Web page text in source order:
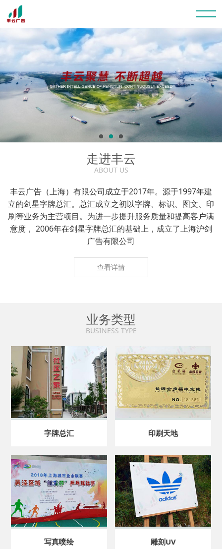
走进丰云
ABOUT US
丰云广告（上海）有限公司成立于2017年。源于1997年建
立的剑星字牌总汇。总汇成立之初以字牌、标识、图文、印
刷等业务为主营项目。为进一步提升服务质量和提高客户满
意度， 2006年在剑星字牌总汇的基础上，成立了上海沪剑
广告有限公司
查看详情
业务类型
BUSINESS TYPE
字牌总汇 印刷天地
写真喷绘 雕刻UV